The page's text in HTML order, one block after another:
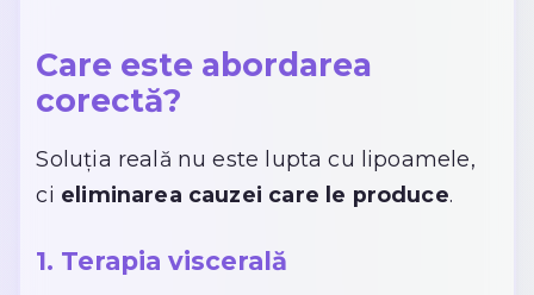
Care este abordarea
corectă?
Soluția reală nu este lupta cu lipoamele,
ci eliminarea cauzei care le produce.
1. Terapia viscerală